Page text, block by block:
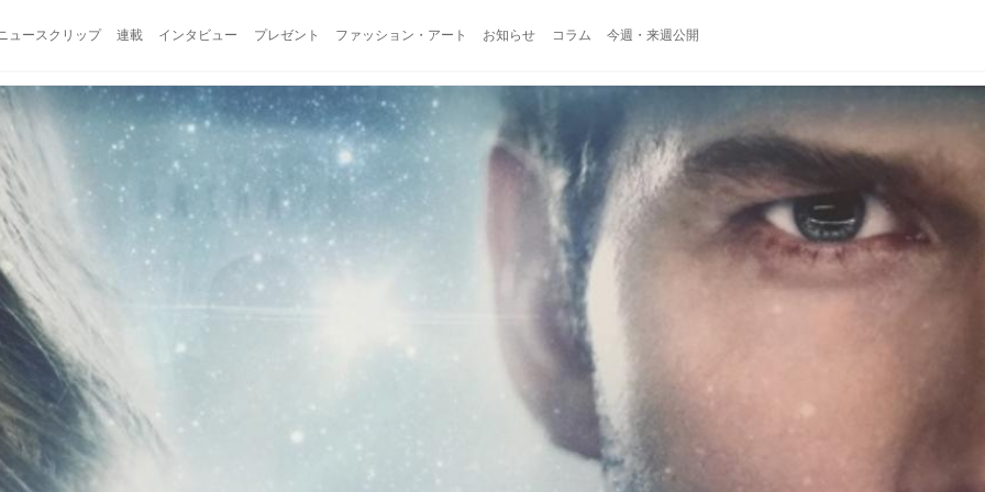
ュースクリップ 連載 インタビュー プレゼント ファッション・アート お知らせ コラム 今週・来週公開